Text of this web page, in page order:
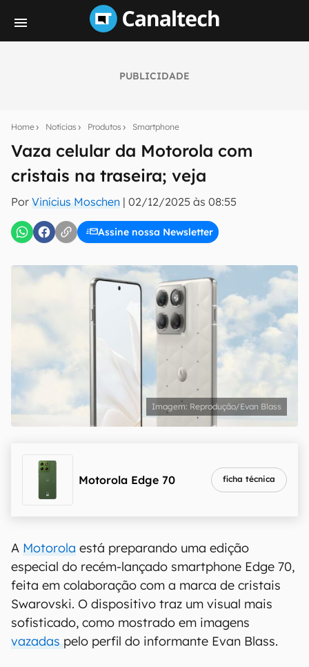
PUBLICIDADE
Home Notícias Produtos Smartphone
Vaza celular da Motorola com
cristais na traseira; veja
Por Vinícius Moschen | 02/12/2025 às 08:55
Assine nossa Newsletter
notícias e reviews sobre tecnologia em primeira
E-mail
inscreva-se
Confirmo que li, aceito e concordo com os Termos de
Uso e Política de Privacidade do Canaltech.
Reprodução/Evan Blass
Motorola Edge 70 ficha técnica
A Motorola está preparando uma edição
especial do recém-lançado smartphone Edge 70,
feita em colaboração com a marca de cristais
Swarovski. O dispositivo traz um visual mais
sofisticado, como mostrado em imagens
vazadas pelo perfil do informante Evan Blass.